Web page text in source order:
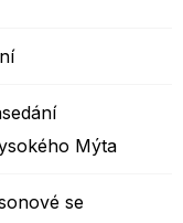
Mýta
se